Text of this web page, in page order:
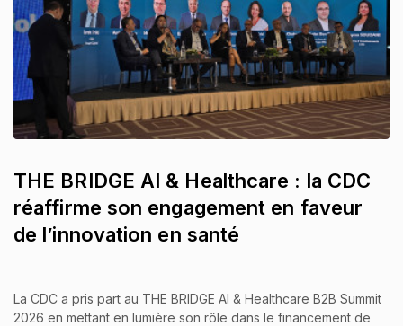
THE BRIDGE AI & Healthcare : la CDC
réaffirme son engagement en faveur
de l’innovation en santé
La CDC a pris part au THE BRIDGE AI & Healthcare B2B Summit
2026 en mettant en lumière son rôle dans le financement de